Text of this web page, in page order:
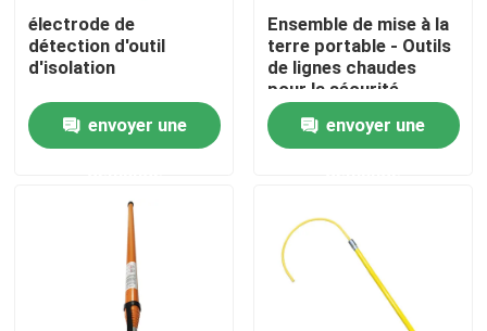
Contrôle de la qualité
Nous contacter
Demandez un devis
Isolateur ferroviaire
électrode de
détection d'outil
d'isolation
envoyer une
Ensemble de mise à la
terre portable - Outils
de lignes chaudes
pour la sécurité
électrique
envoyer une